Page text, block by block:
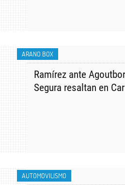
ARANO BOX
Ramírez ante
Segura resaltan en
AUTOMOVILISMO